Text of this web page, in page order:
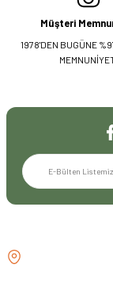
Müşteri
1978'DEN BUGÜNE